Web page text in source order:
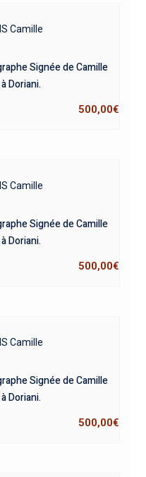
Camille
Signée de Camille
Doriani.
500,00€
Camille
Signée de Camille
Doriani.
500,00€
Camille
Signée de Camille
Doriani.
500,00€